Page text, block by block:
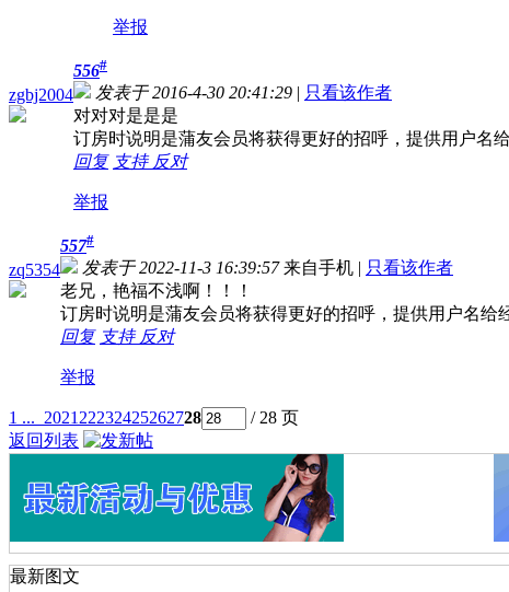
举报
zgbj2004
556#
发表于 2016-4-30 20:41:29 | 只看该作者
对对对是是是
订房时说明是蒲友会员将获得更好的招呼，提供用户名
回复 支持 反对
举报
zq5354
557#
发表于 2022-11-3 16:39:57 来自手机 | 只看该作者
老兄，艳福不浅啊！！！
订房时说明是蒲友会员将获得更好的招呼，提供用户名给
回复 支持 反对
举报
1 ... 2021 22232425262728
/ 28 页
返回列表
最新图文